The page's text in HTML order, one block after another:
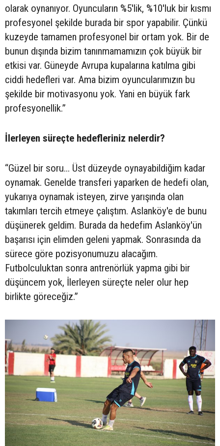
olarak oynanıyor. Oyuncuların %5'lik, %10'luk bir kısmı
profesyonel şekilde burada bir spor yapabilir. Çünkü
kuzeyde tamamen profesyonel bir ortam yok. Bir de
bunun dışında bizim tanınmamamızın çok büyük bir
etkisi var. Güneyde Avrupa kupalarına katılma gibi
ciddi hedefleri var. Ama bizim oyuncularımızın bu
şekilde bir motivasyonu yok. Yani en büyük fark
profesyonellik.”
İlerleyen süreçte hedefleriniz nelerdir?
“Güzel bir soru... Üst düzeyde oynayabildiğim kadar
oynamak. Genelde transferi yaparken de hedefi olan,
yukarıya oynamak isteyen, zirve yarışında olan
takımları tercih etmeye çalıştım. Aslanköy'e de bunu
düşünerek geldim. Burada da hedefim Aslanköy'ün
başarısı için elimden geleni yapmak. Sonrasında da
sürece göre pozisyonumuzu alacağım.
Futbolculuktan sonra antrenörlük yapma gibi bir
düşüncem yok, İlerleyen süreçte neler olur hep
birlikte göreceğiz.”